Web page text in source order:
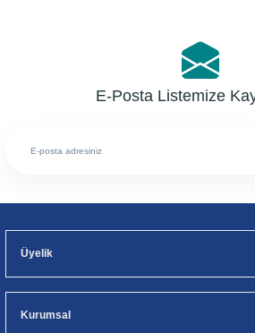
E-Posta Listemize
Üyelik
Kurumsal